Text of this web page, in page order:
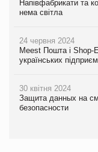
Напівфабрикати та
нема світла
24 червня 2024
Meest Пошта і
українських
30 квітня 2024
Защита данных на
безопасности